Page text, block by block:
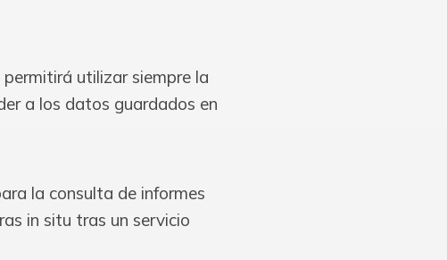
utilizar siempre la
a los datos guardados en
la consulta de informes
in situ tras un servicio